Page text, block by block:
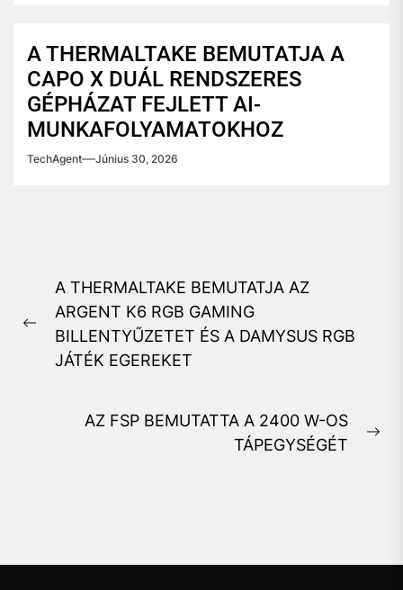
A THERMALTAKE BEMUTATJA A
CAPO X DUÁL RENDSZERES
GÉPHÁZAT FEJLETT AI-
MUNKAFOLYAMATOKHOZ
TechAgent Június 30, 2026
navigáció
Previous
post:
A THERMALTAKE BEMUTATJA AZ
ARGENT K6 RGB GAMING
BILLENTYŰZETET ÉS A DAMYSUS RGB
JÁTÉK EGEREKET
AZ FSP BEMUTATTA A 2400 W-OS
TÁPEGYSÉGÉT